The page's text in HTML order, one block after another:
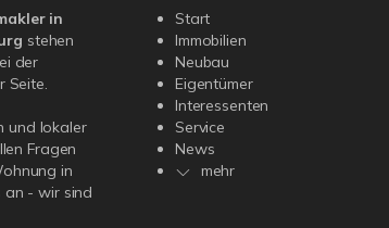
in
stehen
der
Seite.
und lokaler
Fragen
in
an - wir sind
Start
Immobilien
Neubau
Eigentümer
Interessenten
Service
News
mehr